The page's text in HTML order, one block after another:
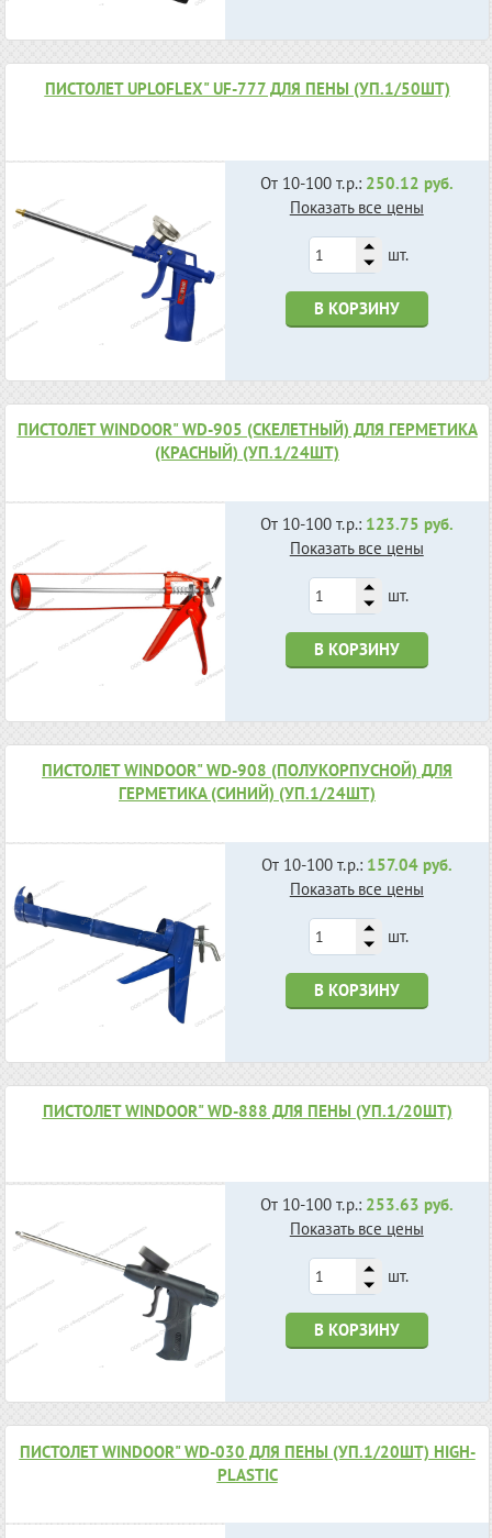
ПИСТОЛЕТ UPLOFLEX" UF-777 ДЛЯ ПЕНЫ (УП.1/50ШТ)
От 10-100 т.р.: 250.12 руб.
Показать все цены
шт.
В КОРЗИНУ
ПИСТОЛЕТ WINDOOR" WD-905 (СКЕЛЕТНЫЙ) ДЛЯ ГЕРМЕТИКА
(КРАСНЫЙ) (УП.1/24ШТ)
От 10-100 т.р.: 123.75 руб.
Показать все цены
шт.
В КОРЗИНУ
ПИСТОЛЕТ WINDOOR" WD-908 (ПОЛУКОРПУСНОЙ) ДЛЯ
ГЕРМЕТИКА (СИНИЙ) (УП.1/24ШТ)
От 10-100 т.р.: 157.04 руб.
Показать все цены
шт.
В КОРЗИНУ
ПИСТОЛЕТ WINDOOR" WD-888 ДЛЯ ПЕНЫ (УП.1/20ШТ)
От 10-100 т.р.: 253.63 руб.
Показать все цены
шт.
В КОРЗИНУ
ПИСТОЛЕТ WINDOOR" WD-030 ДЛЯ ПЕНЫ (УП.1/20ШТ) HIGH-
PLASTIC